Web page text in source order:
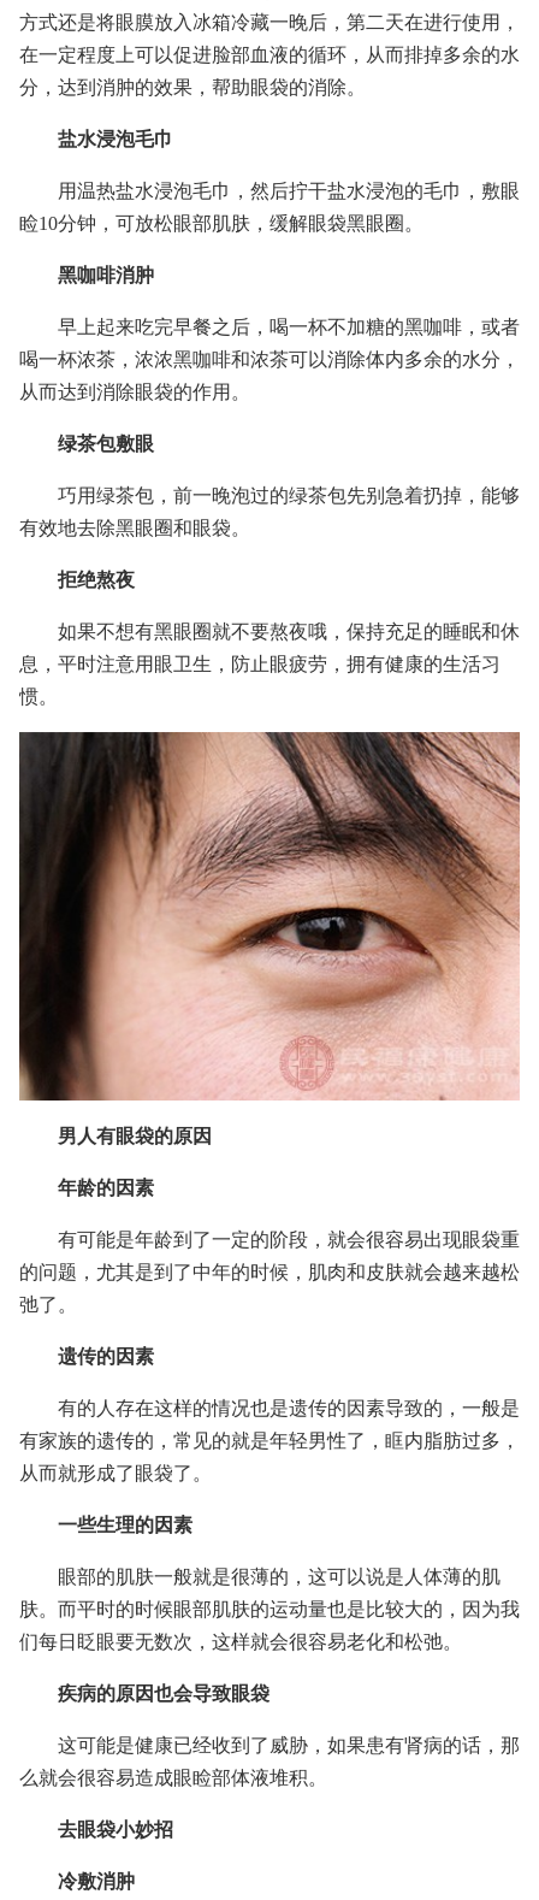
方式还是将眼膜放入冰箱冷藏一晚后，第二天在进行使用，
在一定程度上可以促进脸部血液的循环，从而排掉多余的水
分，达到消肿的效果，帮助眼袋的消除。
盐水浸泡毛巾
用温热盐水浸泡毛巾，然后拧干盐水浸泡的毛巾，敷眼
睑10分钟，可放松眼部肌肤，缓解眼袋黑眼圈。
黑咖啡消肿
早上起来吃完早餐之后，喝一杯不加糖的黑咖啡，或者
喝一杯浓茶，浓浓黑咖啡和浓茶可以消除体内多余的水分，
从而达到消除眼袋的作用。
绿茶包敷眼
巧用绿茶包，前一晚泡过的绿茶包先别急着扔掉，能够
有效地去除黑眼圈和眼袋。
拒绝熬夜
如果不想有黑眼圈就不要熬夜哦，保持充足的睡眠和休
息，平时注意用眼卫生，防止眼疲劳，拥有健康的生活习
惯。
男人有眼袋的原因
年龄的因素
有可能是年龄到了一定的阶段，就会很容易出现眼袋重
的问题，尤其是到了中年的时候，肌肉和皮肤就会越来越松
弛了。
遗传的因素
有的人存在这样的情况也是遗传的因素导致的，一般是
有家族的遗传的，常见的就是年轻男性了，眶内脂肪过多，
从而就形成了眼袋了。
一些生理的因素
眼部的肌肤一般就是很薄的，这可以说是人体薄的肌
肤。而平时的时候眼部肌肤的运动量也是比较大的，因为我
们每日眨眼要无数次，这样就会很容易老化和松弛。
疾病的原因也会导致眼袋
这可能是健康已经收到了威胁，如果患有肾病的话，那
么就会很容易造成眼睑部体液堆积。
去眼袋小妙招
冷敷消肿